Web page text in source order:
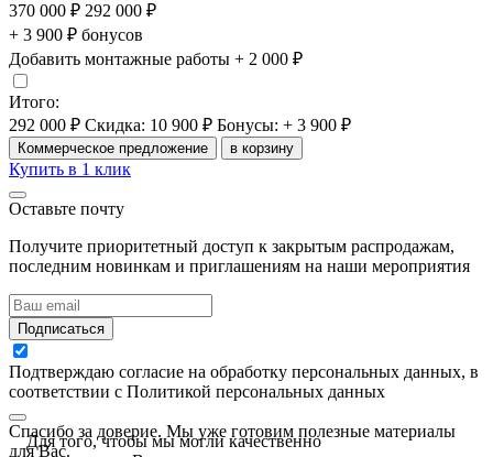
370 000 ₽ 292 000 ₽
+ 3 900 ₽ бонусов
Добавить монтажные работы + 2 000 ₽
Итого:
292 000 ₽ Скидка: 10 900 ₽ Бонусы: + 3 900 ₽
Коммерческое предложение в корзину
Купить в 1 клик
Оставьте почту
Получите приоритетный доступ к закрытым распродажам,
последним новинкам и приглашениям на наши мероприятия
Подписаться
Подтверждаю согласие на обработку персональных данных, в
соответствии с Политикой персональных данных
Спасибо за доверие. Мы уже готовим полезные материалы
для Вас.
Для того, чтобы мы могли качественно